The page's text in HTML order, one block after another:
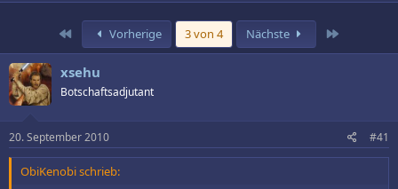
Erste Vorherige 3 von 4 Nächste
xsehu
Botschaftsadjutant
20. September 2010 #41
ObiKenobi schrieb: